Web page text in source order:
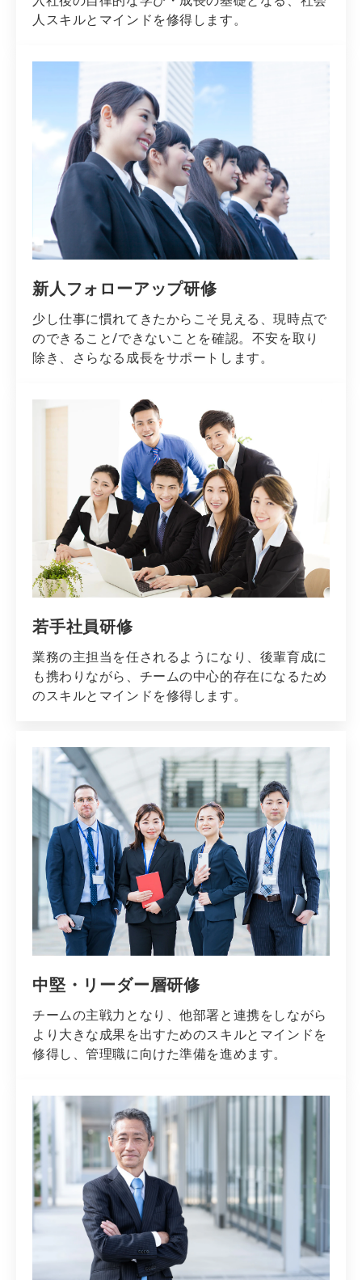
人スキルとマインドを修得します。
新人フォローアップ研修
少し仕事に慣れてきたからこそ見える、現時点で
のできること/できないことを確認。不安を取り
除き、さらなる成長をサポートします。
若手社員研修
業務の主担当を任されるようになり、後輩育成に
も携わりながら、チームの中心的存在になるため
のスキルとマインドを修得します。
中堅・リーダー層研修
チームの主戦力となり、他部署と連携をしながら
より大きな成果を出すためのスキルとマインドを
修得し、管理職に向けた準備を進めます。